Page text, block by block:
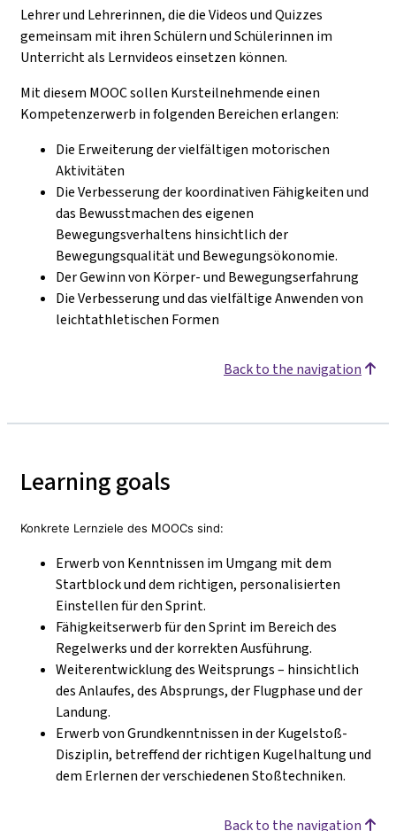
Lehrer und Lehrerinnen, die die Videos und Quizzes
gemeinsam mit ihren Schülern und Schülerinnen im
Unterricht als Lernvideos einsetzen können.
Mit diesem MOOC sollen Kursteilnehmende einen
Kompetenzerwerb in folgenden Bereichen erlangen:
Die Erweiterung der vielfältigen motorischen
Aktivitäten
Die Verbesserung der koordinativen Fähigkeiten und
das Bewusstmachen des eigenen
Bewegungsverhaltens hinsichtlich der
Bewegungsqualität und Bewegungsökonomie.
Der Gewinn von Körper- und Bewegungserfahrung
Die Verbesserung und das vielfältige Anwenden von
leichtathletischen Formen
Back to the navigation
Learning goals
Konkrete Lernziele des MOOCs sind:
Erwerb von Kenntnissen im Umgang mit dem
Startblock und dem richtigen, personalisierten
Einstellen für den Sprint.
Fähigkeitserwerb für den Sprint im Bereich des
Regelwerks und der korrekten Ausführung.
Weiterentwicklung des Weitsprungs – hinsichtlich
des Anlaufes, des Absprungs, der Flugphase und der
Landung.
Erwerb von Grundkenntnissen in der Kugelstoß-
Disziplin, betreffend der richtigen Kugelhaltung und
dem Erlernen der verschiedenen Stoßtechniken.
Back to the navigation